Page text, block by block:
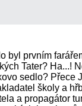
byl prvním
Tater? Ha...!
sedlo? Přece
školy a
a propagátor